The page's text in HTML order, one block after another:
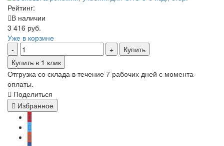
Рейтинг:
В наличии
3 416 руб.
Уже в корзине
Купить
Купить в 1 клик
Отгрузка со склада в течение 7 рабочих дней с момента
оплаты.
Поделиться
Избранное